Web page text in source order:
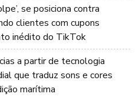
se posiciona contra
clientes com cupons
inédito do TikTok
a partir de tecnologia
que traduz sons e cores
marítima